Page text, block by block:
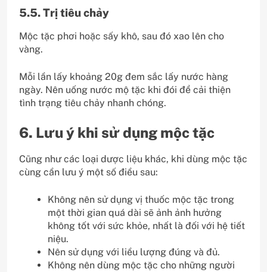
5.5. Trị tiêu chảy
Mộc tặc phơi hoặc sấy khô, sau đó xao lên cho
vàng.
Mỗi lần lấy khoảng 20g đem sắc lấy nước hàng
ngày. Nên uống nước mộ tặc khi đói để cải thiện
tình trạng tiêu chảy nhanh chóng.
6. Lưu ý khi sử dụng mộc tặc
Cũng như các loại dược liệu khác, khi dùng mộc tặc
cùng cần lưu ý một số điều sau:
Không nên sử dụng vị thuốc mộc tặc trong
một thời gian quá dài sẽ ảnh ảnh hưởng
không tốt với sức khỏe, nhất là đối với hệ tiết
niệu.
Nên sử dụng với liều lượng đúng và đủ.
Không nên dùng mộc tặc cho những người